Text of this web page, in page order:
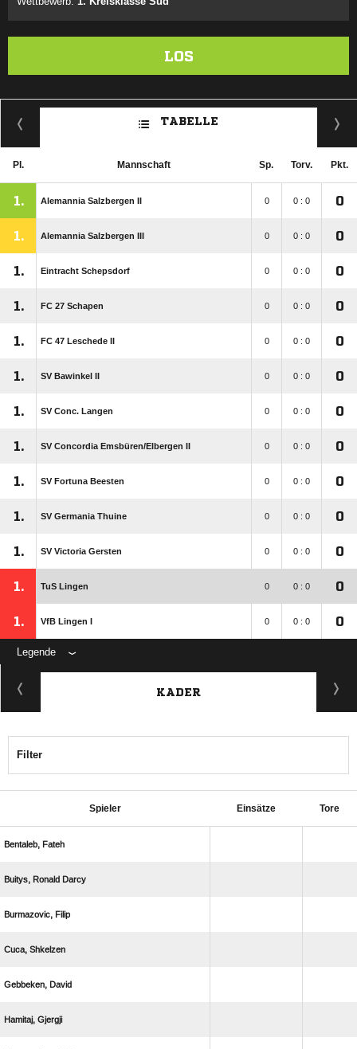
LOS
TABELLE
Pl. Mannschaft Sp. Torv. Pkt.
1. Alemannia Salzbergen II 0 0 : 0 0
1. Alemannia Salzbergen III 0 0 : 0 0
1. Eintracht Schepsdorf 0 0 : 0 0
1. FC 27 Schapen 0 0 : 0 0
1. FC 47 Leschede II 0 0 : 0 0
1. SV Bawinkel II 0 0 : 0 0
1. SV Conc. Langen 0 0 : 0 0
1. SV Concordia Emsbüren/​Elbergen II 0 0 : 0 0
1. SV Fortuna Beesten 0 0 : 0 0
1. SV Germania Thuine 0 0 : 0 0
1. SV Victoria Gersten 0 0 : 0 0
1. TuS Lingen 0 0 : 0 0
1. VfB Lingen I 0 0 : 0 0
Legende
KADER
Filter
Spieler Einsätze Tore
 
  
 
 
 
 